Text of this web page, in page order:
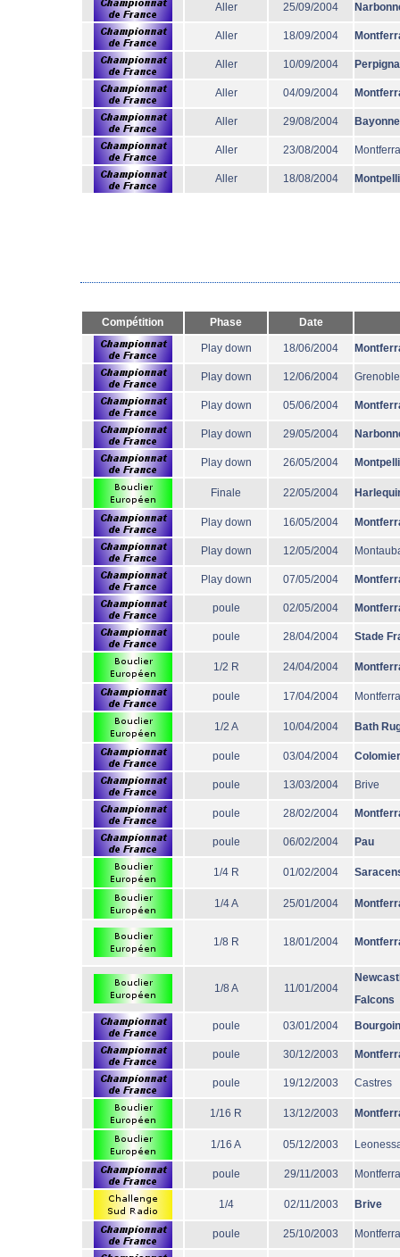
Aller 25/09/2004
Aller 18/09/2004
Aller 10/09/2004
Aller 04/09/2004
Aller 29/08/2004 Bayonne
Aller 23/08/2004
Aller 18/08/2004
Compétition Phase Date
Play down 18/06/2004
Play down 12/06/2004 Grenoble
Play down 05/06/2004
Play down 29/05/2004
Play down 26/05/2004
Finale 22/05/2004
Play down 16/05/2004
Play down 12/05/2004
Play down 07/05/2004
poule 02/05/2004
poule 28/04/2004 Stade
1/2 R 24/04/2004
poule 17/04/2004
1/2 A 10/04/2004 Bath
poule 03/04/2004
poule 13/03/2004 Brive
poule 28/02/2004
poule 06/02/2004 Pau
1/4 R 01/02/2004
1/4 A 25/01/2004
1/8 R 18/01/2004
1/8 A 11/01/2004
Falcons
poule 03/01/2004 Bourgoin
poule 30/12/2003
poule 19/12/2003 Castres
1/16 R 13/12/2003
1/16 A 05/12/2003
poule 29/11/2003
1/4 02/11/2003 Brive
poule 25/10/2003